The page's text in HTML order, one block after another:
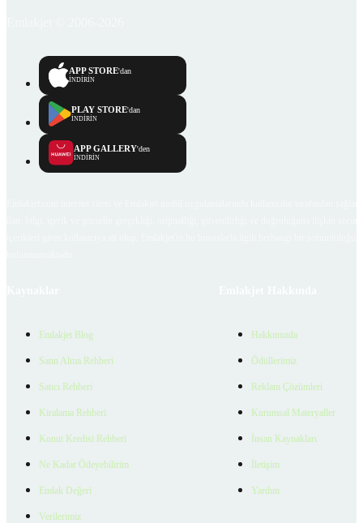
APP STORE'dan
İNDİRİN
PLAY STORE'dan
İNDİRİN
APP GALLERY'den
İNDİRİN
Emlakjet Blog
Satın Alma Rehberi
Satıcı Rehberi
Kiralama Rehberi
Konut Kredisi Rehberi
Ne Kadar Ödeyebilirim
Emlak Değeri
Verilerimiz
Hakkımızda
Ödüllerimiz
Reklam Çözümleri
Kurumsal Materyaller
İnsan Kaynakları
İletişim
Yardım